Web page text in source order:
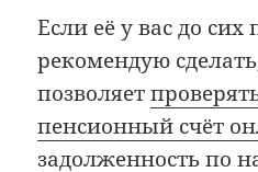
Если её у вас до сих
рекомендую
позволяет
пенсионный счёт
задолженность по